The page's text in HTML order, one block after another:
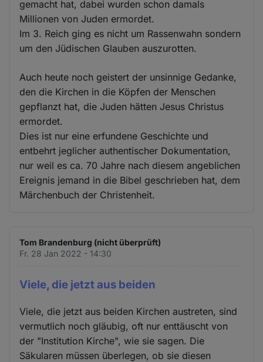
gemacht hat, dabei wurden schon damals
Millionen von Juden ermordet.
Im 3. Reich ging es nicht um Rassenwahn sondern
um den Jüdischen Glauben auszurotten.
Auch heute noch geistert der unsinnige Gedanke,
den die Kirchen in die Köpfen der Menschen
gepflanzt hat, die Juden hätten Jesus Christus
ermordet.
Dies ist nur eine erfundene Geschichte und
entbehrt jeglicher authentischer Dokumentation,
nur weil es ca. 70 Jahre nach diesem angeblichen
Ereignis jemand in die Bibel geschrieben hat, dem
Märchenbuch der Christenheit.
Tom Brandenburg (nicht überprüft)
Fr. 28 Jan 2022 - 14:30
Viele, die jetzt aus beiden
Viele, die jetzt aus beiden Kirchen austreten, sind
vermutlich noch gläubig, oft nur enttäuscht von
der "Institution Kirche", wie sie sagen. Die
Säkularen müssen überlegen, ob sie diesen